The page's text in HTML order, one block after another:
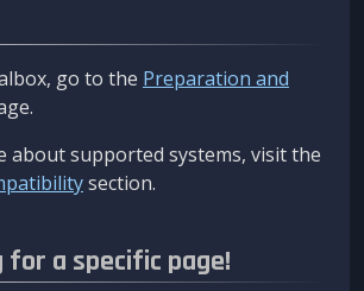
go to the Preparation and
about supported systems, visit the
section.
for a specific page!